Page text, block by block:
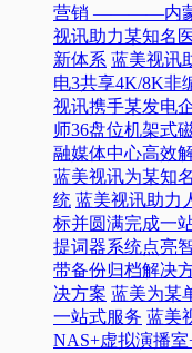
营销 ————内蒙
视讯助力某知名
新体系 蓝美视讯
电3共享4K/8K非
视讯携手某发电
师36盘位机架式
融媒体中心高效
蓝美视讯为某知
统 蓝美视讯助力
标并圆满完成一
提词器系统点亮
带备份归档解决
决方案 蓝美为某
一站式服务 蓝美
NAS+虚拟演播室